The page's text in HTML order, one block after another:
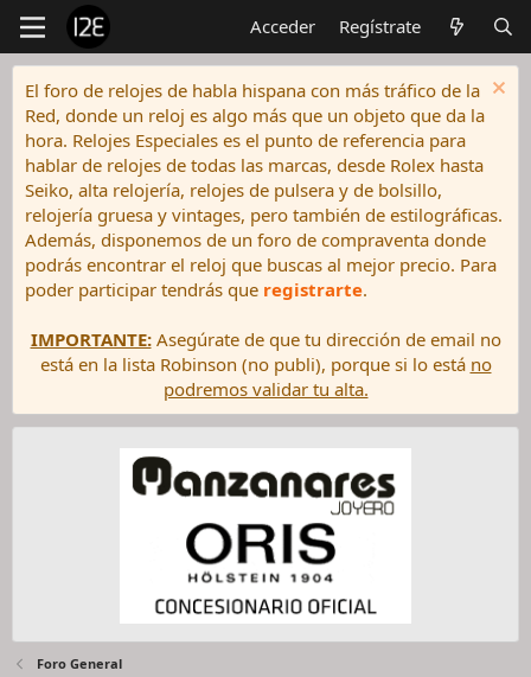
Acceder Regístrate
El foro de relojes de habla hispana con más tráfico de la
Red, donde un reloj es algo más que un objeto que da la
hora. Relojes Especiales es el punto de referencia para
hablar de relojes de todas las marcas, desde Rolex hasta
Seiko, alta relojería, relojes de pulsera y de bolsillo,
relojería gruesa y vintages, pero también de estilográficas.
Además, disponemos de un foro de compraventa donde
podrás encontrar el reloj que buscas al mejor precio. Para
poder participar tendrás que registrarte.
IMPORTANTE:Asegúrate de que tu dirección de email no
está en la lista Robinson (no publi), porque si lo está no
podremos validar tu alta.
Foro General